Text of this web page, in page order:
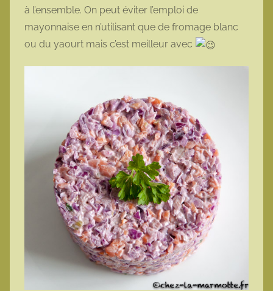
à l’ensemble. On peut éviter l’emploi de
mayonnaise en n’utilisant que de fromage blanc
ou du yaourt mais c’est meilleur avec